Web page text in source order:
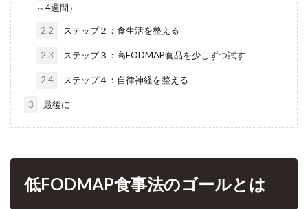
～4週間）
2.2 ステップ２：食生活を整える
2.3 ステップ３：高FODMAP食品を少しずつ試す
2.4 ステップ４：自律神経を整える
3 最後に
低FODMAP食事法のゴールとは